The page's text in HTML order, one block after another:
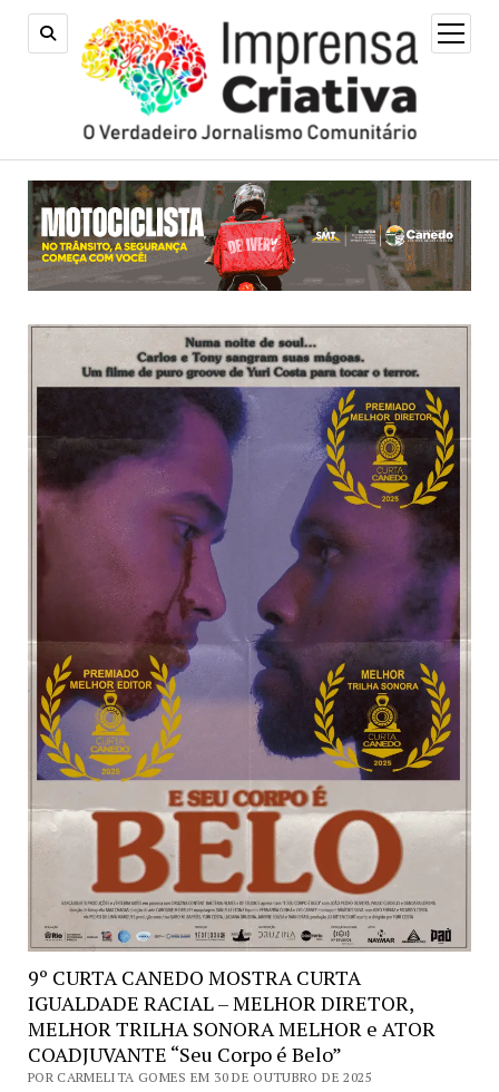
open
menu
9º CURTA CANEDO MOSTRA CURTA
IGUALDADE RACIAL – MELHOR DIRETOR,
MELHOR TRILHA SONORA MELHOR e ATOR
COADJUVANTE “Seu Corpo é Belo”
POR CARMELITA GOMES EM 30 DE OUTUBRO DE 2025